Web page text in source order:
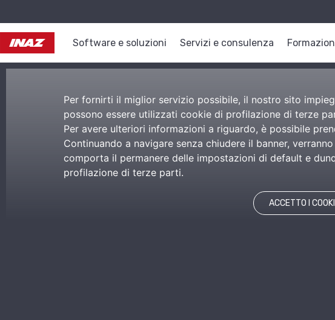
Software e soluzioni Servizi e consulenza
Per fornirti il miglior servizio possibile, il nostro sito
possono essere utilizzati cookie di profilazione di terze
Per avere ulteriori informazioni a riguardo, è possibile
Continuando a navigare senza chiudere il banner,
comporta il permanere delle impostazioni di default e
profilazione di terze parti.
ACCETTO I